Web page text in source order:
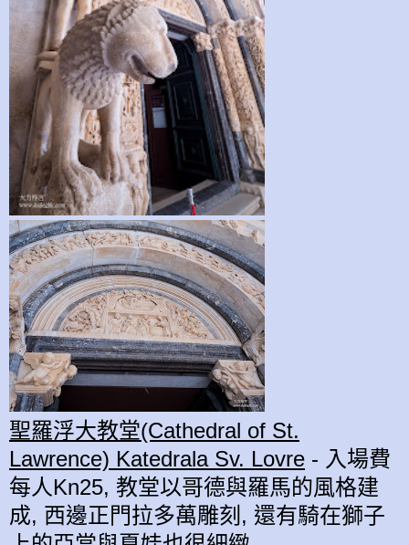
聖羅浮大教堂(Cathedral of St.
Lawrence) Katedrala Sv. Lovre - 入場費
每人Kn25, 教堂以哥德與羅馬的風格建
成, 西邊正門拉多萬雕刻, 還有騎在獅子